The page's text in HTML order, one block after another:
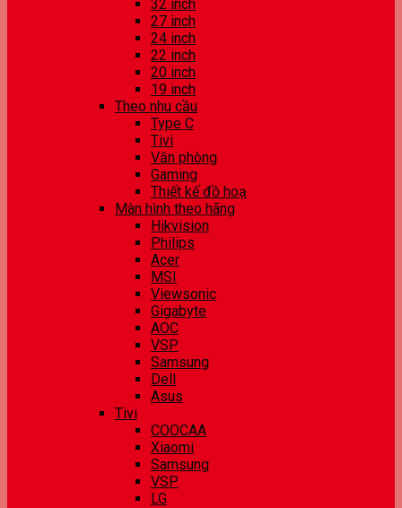
32 inch
27 inch
24 inch
22 inch
20 inch
19 inch
Theo nhu cầu
Type C
Tivi
Văn phòng
Gaming
Thiết kế đồ hoạ
Màn hình theo hãng
Hikvision
Philips
Acer
MSI
Viewsonic
Gigabyte
AOC
VSP
Samsung
Dell
Asus
Tivi
COOCAA
Xiaomi
Samsung
VSP
LG